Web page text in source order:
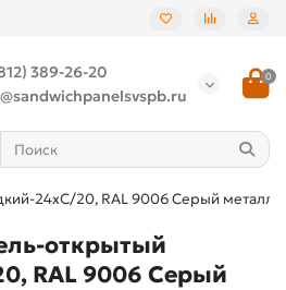
389-26-20
0
24хС/20, RAL 9006 Серый
открытый
RAL 9006 Серый